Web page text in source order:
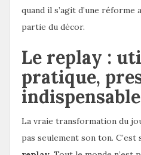
quand il s’agit d’une
partie du décor.
Le replay :
pratique,
indispensable
La vraie transformation du
pas seulement son ton. C’est